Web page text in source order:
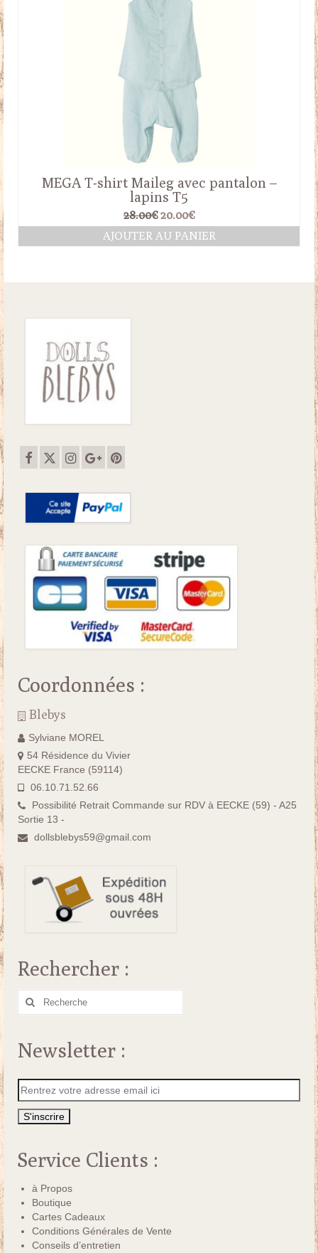
MEGA T-shirt Maileg avec pantalon –
lapins T5
28.00€ Le
prix
initial
20.00€Le
prix
actuel
AJOUTER AU PANIER
Coordonnées :
Blebys
Sylviane MOREL
54 Résidence du Vivier
EECKE France (59114)
06.10.71.52.66
Possibilité Retrait Commande sur RDV à EECKE (59) - A25
Sortie 13 -
dollsblebys59@gmail.com
Rechercher :
Rechercher
Newsletter :
Service Clients :
à Propos
Boutique
Cartes Cadeaux
Conditions Générales de Vente
Conseils d’entretien